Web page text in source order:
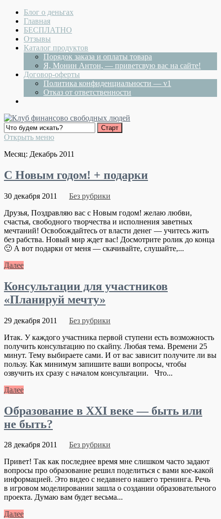
Блог о деньгах
Главная
БЕСПЛАТНО
Отзывы
Каталог продуктов
Порядок заказа и оплаты товара
Я, Монин Антон, — приветсвую вас на сайте!
Договор-оферты
Политика конфиденциальности — v1
Отказ от ответственности
Открыть меню
Месяц: Декабрь 2011
С Новым годом! + подарки
30 декабря 2011
Без рубрики
Друзья, Поздравляю вас с Новым годом! желаю любви,
счастья, свободного творчества и исполнения заветных
мечтаний! Освобождайтесь от власти денег — учитесь жить
без рабства. Новый мир ждет вас! Досмотрите ролик до конца
🙂 А вот подарки от меня — скачивайте, слушайте,...
Далее
Консультации для участников
«Планируй мечту»
29 декабря 2011
Без рубрики
Итак. У каждого участника первой ступени есть возможность
получить консультацию по скайпу. Любая тема. Времени 25
минут. Тему выбираете сами. И от вас зависит получите ли вы
пользу. Как минимум запишите ваши вопросы, чтобы
озвучить их сразу с началом консультации. Что...
Далее
Образование в XXI веке — быть или
не быть?
28 декабря 2011
Без рубрики
Привет! Так как последнее время мне слишком часто задают
вопросы про образование решил поделиться с вами кое-какой
информацией. Это видео с недавнего нашего тренинга. Речь
в игровом моделировании зашла о создании образовательного
проекта. Думаю вам будет весьма...
Далее